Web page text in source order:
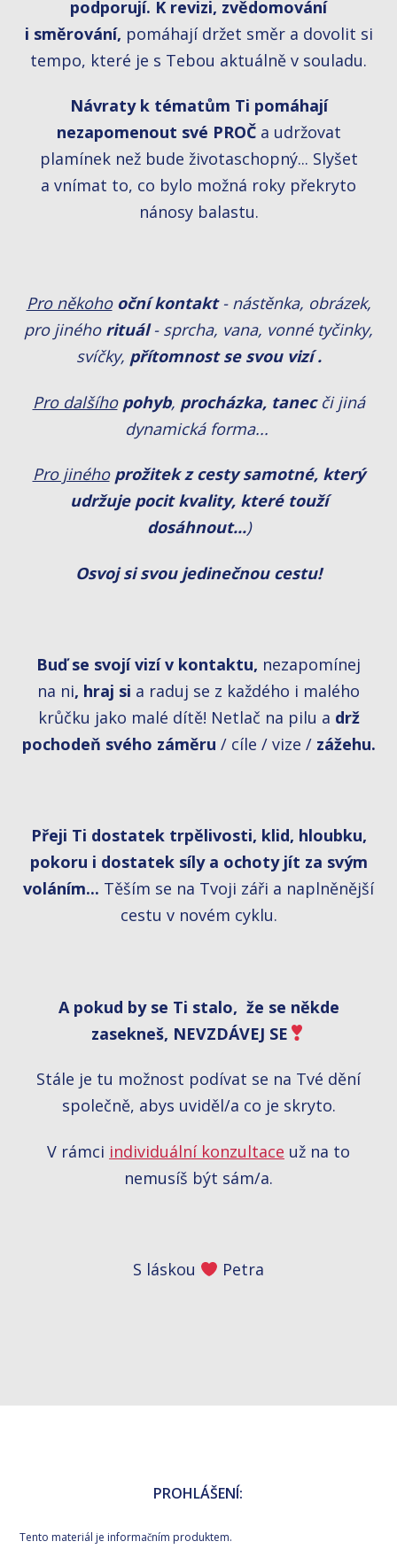
podporují. K revizi, zvědomování
i směrování, pomáhají držet směr a dovolit si
tempo, které je s Tebou aktuálně v souladu.
Návraty k tématům Ti pomáhají
nezapomenout své PROČa udržovat
plamínek než bude životaschopný... Slyšet
a vnímat to, co bylo možná roky překryto
nánosy balastu.
Pro někoho oční kontakt- nástěnka, obrázek,
pro jiného rituál- sprcha, vana, vonné tyčinky,
svíčky, přítomnost se svou vizí .
Pro dalšího pohyb, procházka, tanec či jiná
dynamická forma...
Pro jiného prožitek z cesty samotné, který
udržuje pocit kvality, které touží
dosáhnout...)
Osvoj si svou jedinečnou cestu!
Buď se svojí vizí v kontaktu, nezapomínej
na ni, hraj si a raduj se z každého i malého
krůčku jako malé dítě! Netlač na pilu a drž
pochodeň svého záměru / cíle / vize /zážehu.
Přeji Ti dostatek trpělivosti, klid, hloubku,
pokoru i dostatek síly a ochoty jít za svým
voláním... Těším se na Tvoji záři a naplněnější
cestu v novém cyklu.
A pokud by se Ti stalo, že se někde
zasekneš, NEVZDÁVEJ SE
Stále je tu možnost podívat se na Tvé dění
společně, abys uviděl/a co je skryto.
V rámci individuální konzultace už na to
nemusíš být sám/a.
S láskou Petra
PROHLÁŠENÍ:
Tento materiál je informačním produktem.